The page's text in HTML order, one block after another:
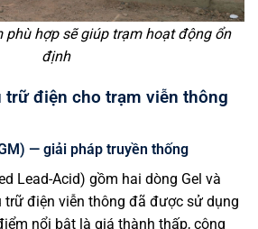
phù hợp sẽ giúp trạm hoạt động ổn
định
trữ điện cho trạm viễn thông
— giải pháp truyền thống
Lead-Acid) gồm hai dòng Gel và
trữ điện viễn thông đã được sử dụng
nổi bật là giá thành thấp, công